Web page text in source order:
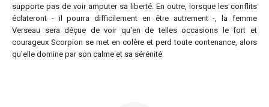
supporte pas de voir amputer sa liberté. En outre, lorsque les conflits
éclateront - il pourra difficilement en être autrement -, la femme
Verseau sera déçue de voir qu'en de telles occasions le fort et
courageux Scorpion se met en colère et perd toute contenance, alors
qu'elle domine par son calme et sa sérénité.